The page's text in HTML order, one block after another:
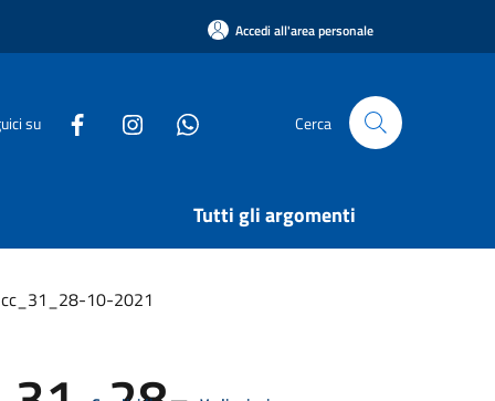
Accedi all'area personale
su Cerca
Tutti gli argomenti
10-2021